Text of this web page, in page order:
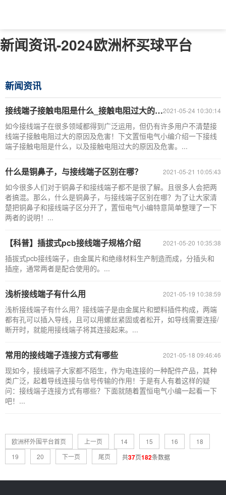
新闻资讯-2024欧洲杯买球平台
新闻资讯
2021-05-24 10:30:14
接线端子接触电阻是什么_接触电阻过大的原因及危害
如今接线端子在很多领域都得到广泛运用，但仍有许多用户不清楚接
线端子接触电阻过大的原因及危害！下文置恒电气小编介绍一下接线
端子接触电阻是什么，以及接触电阻过大的原因及危害。...
2021-05-21 10:05:43
什么是铜鼻子，与接线端子区别在哪？
如今很多人们对于铜鼻子和接线端子都不是很了解。且很多人会把两
者搞混。那么，什么是铜鼻子，与接线端子区别在哪？为了让大家清
楚把铜鼻子和接线端子区分开了，置恒电气小编特意简单整理了一下
两者的说明！...
2021-05-20 10:35:38
【科普】插拔式pcb接线端子规格介绍
插拔式pcb接线端子，由金属片和绝缘材料生产制造而成，分插头和
插座，通常两者是配合使用的。...
2021-05-19 10:38:59
浅析接线端子有什么用
浅析接线端子有什么用？接线端子是由金属片和塑料插件构成，两端
都有孔可以插入导线，且可以用螺丝紧固或者松开，如导线需要连接/
断开时，就能用接线端子将其连接起来。...
2021-05-18 09:46:46
常用的接线端子连接方式有哪些
现如今，接线端子大家都不陌生，作为电连接的一种配件产品，其种
类广泛，起着导线连接与信号传输的作用！于是有人有着这样的疑
问：接线端子连接方式有哪些？下面就随着置恒电气小编一起看一下
吧！...
欧洲杯外围平台首页 上一页 14 15 16
18
19
20 下一页 尾页 共37页182条数据